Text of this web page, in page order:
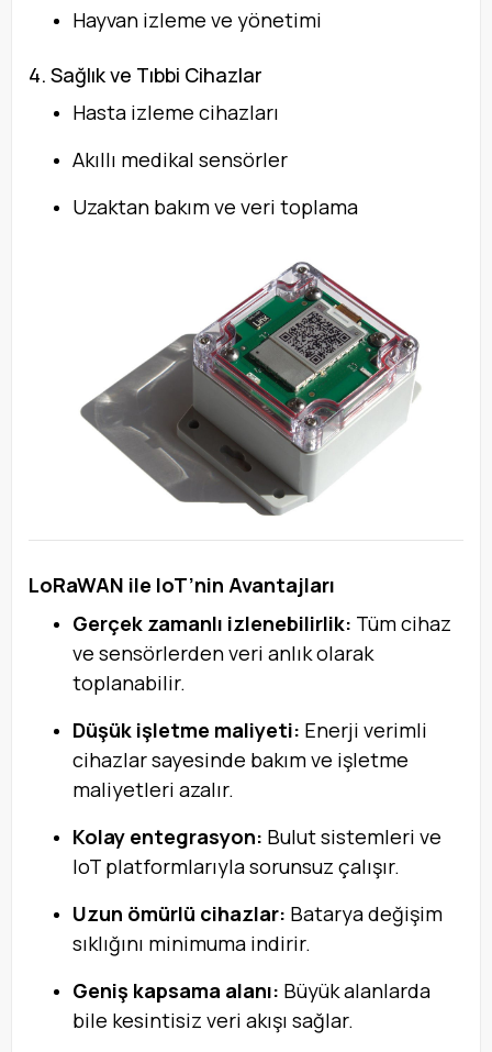
Hayvan izleme ve yönetimi
4. Sağlık ve Tıbbi Cihazlar
Hasta izleme cihazları
Akıllı medikal sensörler
Uzaktan bakım ve veri toplama
LoRaWAN ile IoT’nin Avantajları
Gerçek zamanlı izlenebilirlik: Tüm cihaz
ve sensörlerden veri anlık olarak
toplanabilir.
Düşük işletme maliyeti: Enerji verimli
cihazlar sayesinde bakım ve işletme
maliyetleri azalır.
Kolay entegrasyon: Bulut sistemleri ve
IoT platformlarıyla sorunsuz çalışır.
Uzun ömürlü cihazlar: Batarya değişim
sıklığını minimuma indirir.
Geniş kapsama alanı: Büyük alanlarda
bile kesintisiz veri akışı sağlar.